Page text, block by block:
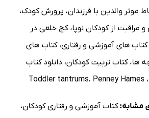
موثر والدین با فرزندان، پرورش کودک،
و مراقبت از کودکان نوپا،کج خلقی در
کتاب های آموزشی و رفتاری،کتاب های
ها،کتاب تربیت کودکان، دانلود کتاب
، Toddler tantrums، Penney Hames
مشابه:کتاب آموزشی و رفتاری کودکان،